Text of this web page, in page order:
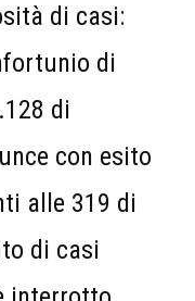
di casi:
di
di
con esito
alle 319 di
di casi